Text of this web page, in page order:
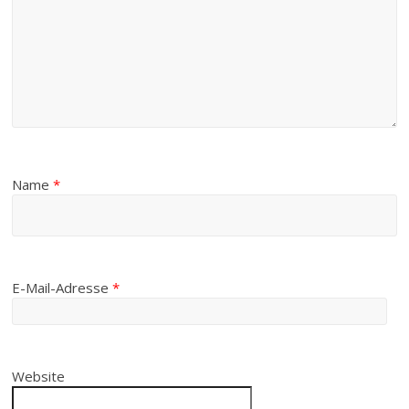
Name*
E-Mail-Adresse*
Website